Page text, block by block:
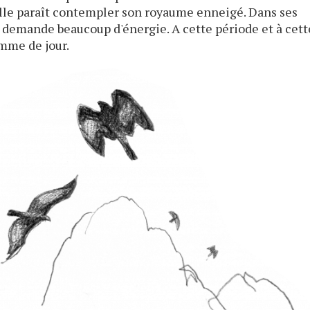
paraît contempler son royaume enneigé. Dans ses
beaucoup d'énergie. A cette période et à
de jour.